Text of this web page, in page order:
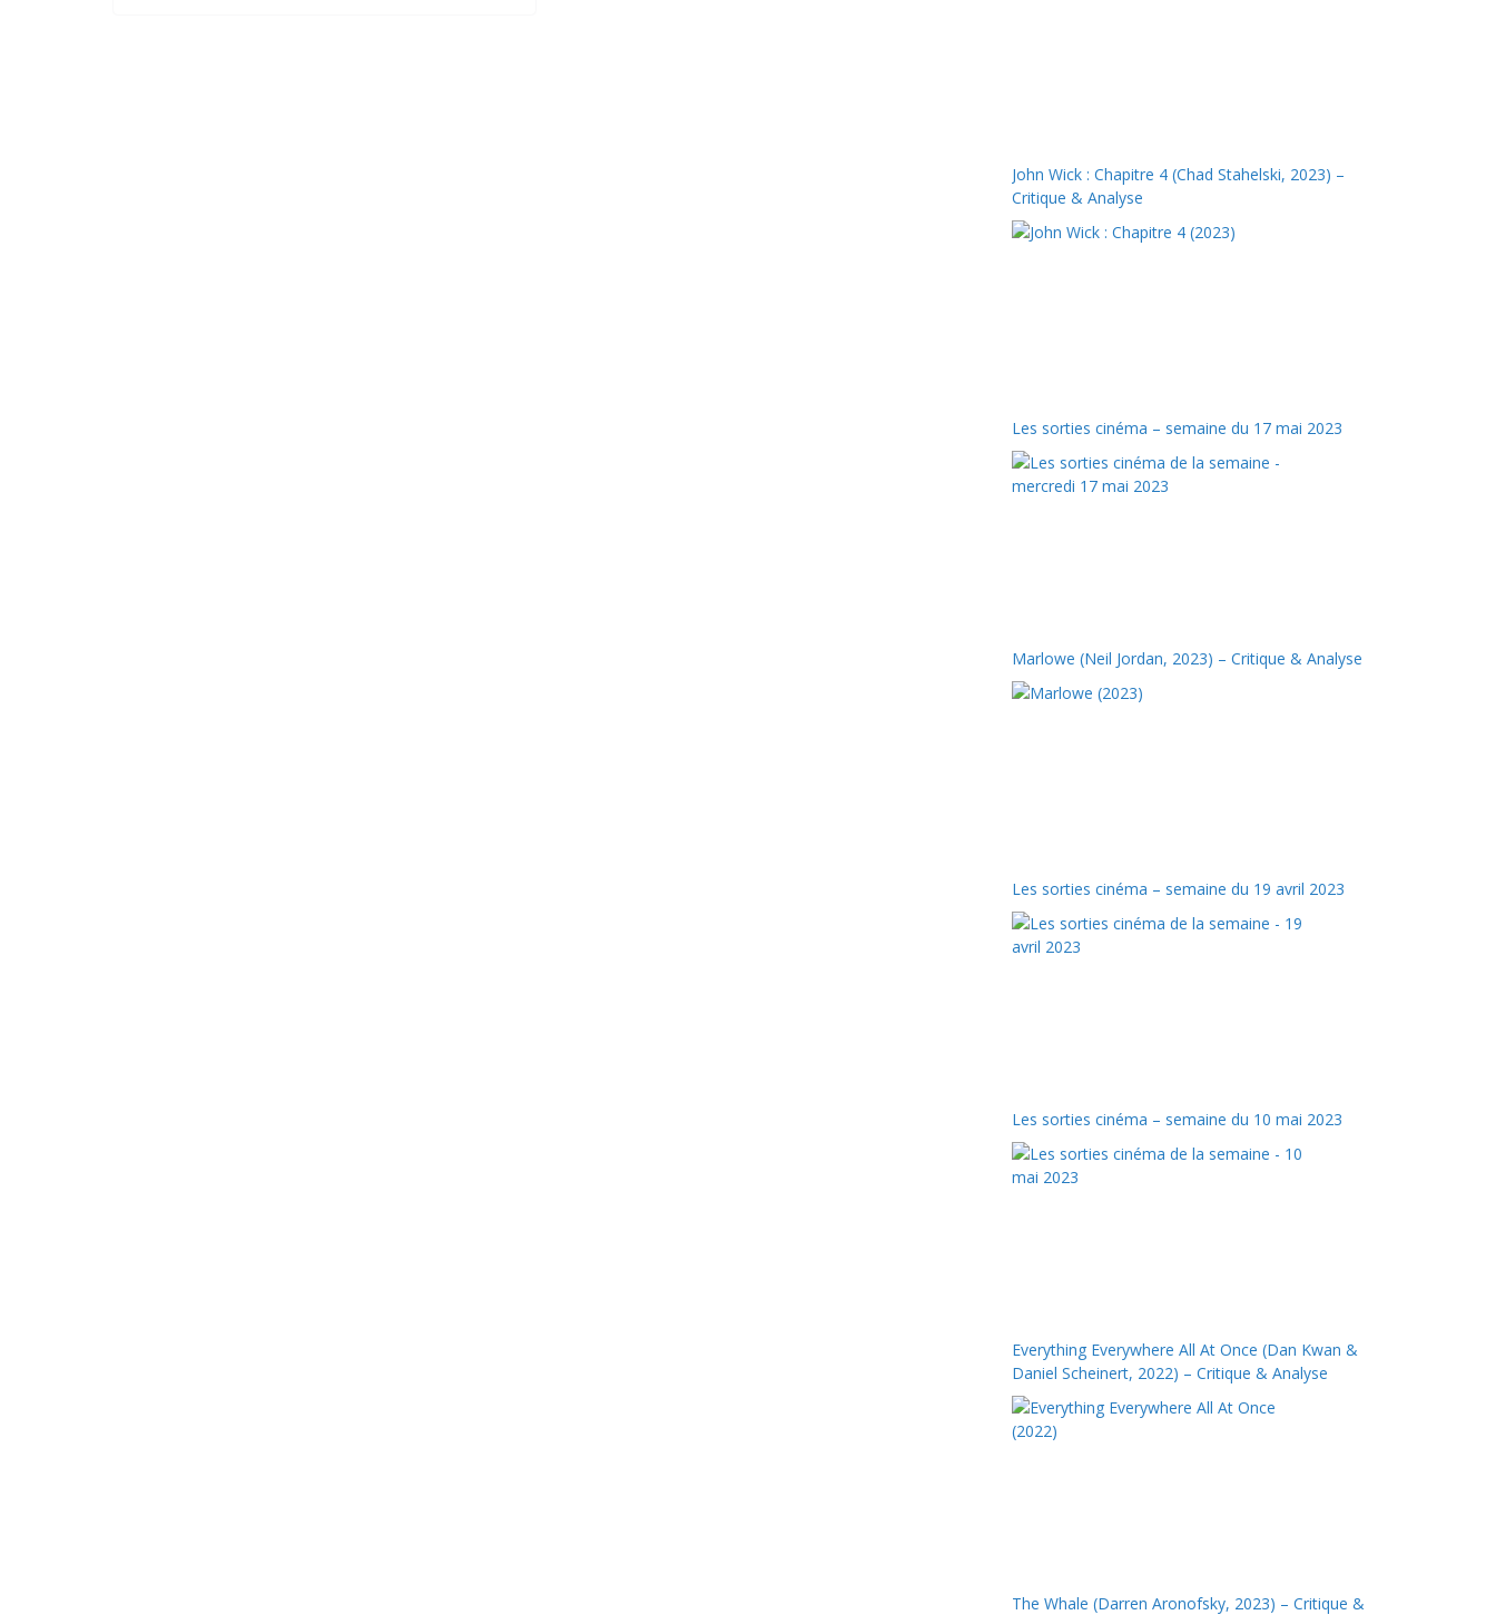
John Wick : Chapitre 4 (Chad Stahelski, 2023) –
Critique & Analyse
Les sorties cinéma – semaine du 17 mai 2023
Marlowe (Neil Jordan, 2023) – Critique & Analyse
Les sorties cinéma – semaine du 19 avril 2023
Les sorties cinéma – semaine du 10 mai 2023
Everything Everywhere All At Once (Dan Kwan &
Daniel Scheinert, 2022) – Critique & Analyse
The Whale (Darren Aronofsky, 2023) – Critique &